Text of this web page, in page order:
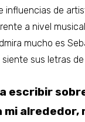
influencias de
a nivel
mucho es
sus letras
escribir
mi